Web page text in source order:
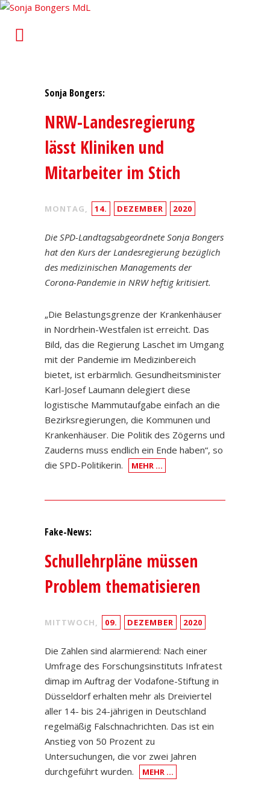
Sonja Bongers MdL
Nordrhein-Westfalen
Sonja Bongers:
NRW-Landesregierung
lässt Kliniken und
Mitarbeiter im Stich
MONTAG, 14. DEZEMBER 2020
Die SPD-Landtagsabgeordnete Sonja Bongers
hat den Kurs der Landesregierung bezüglich
des medizinischen Managements der
Corona-Pandemie in NRW heftig kritisiert.
„Die Belastungsgrenze der Krankenhäuser
in Nordrhein-Westfalen ist erreicht. Das
Bild, das die Regierung Laschet im Umgang
mit der Pandemie im Medizinbereich
bietet, ist erbärmlich. Gesundheitsminister
Karl-Josef Laumann delegiert diese
logistische Mammutaufgabe einfach an die
Bezirksregierungen, die Kommunen und
Krankenhäuser. Die Politik des Zögerns und
Zauderns muss endlich ein Ende haben“, so
die SPD-Politikerin.
MEHR …
Fake-News:
Schullehrpläne müssen
Problem thematisieren
MITTWOCH, 09. DEZEMBER 2020
Die Zahlen sind alarmierend: Nach einer
Umfrage des Forschungsinstituts Infratest
dimap im Auftrag der Vodafone-Stiftung in
Düsseldorf erhalten mehr als Dreiviertel
aller 14- bis 24-jährigen in Deutschland
regelmäßig Falschnachrichten. Das ist ein
Anstieg von 50 Prozent zu
Untersuchungen, die vor zwei Jahren
durchgeführt wurden.
MEHR …